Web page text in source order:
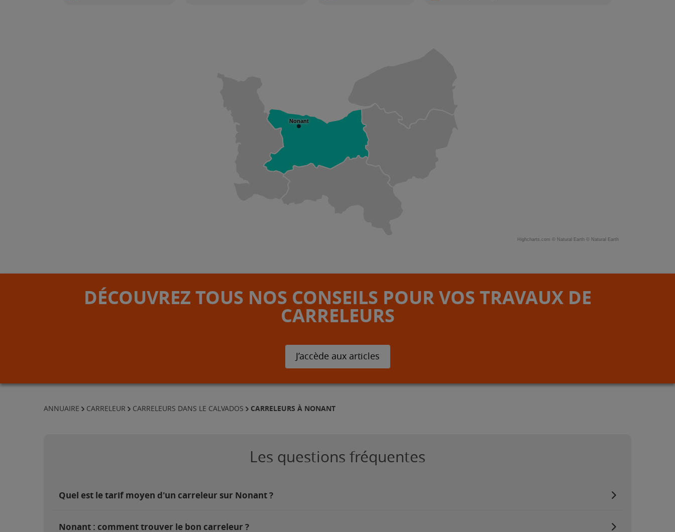
Nonant
Highcharts.com © Natural Earth © Natural Earth
DÉCOUVREZ TOUS NOS CONSEILS POUR VOS TRAVAUX DE
CARRELEURS
J’accède aux articles
ANNUAIRE CARRELEUR CARRELEURS DANS LE CALVADOS CARRELEURS À NONANT
Les questions fréquentes
Quel est le tarif moyen d'un carreleur sur Nonant ?
Nonant : comment trouver le bon carreleur ?